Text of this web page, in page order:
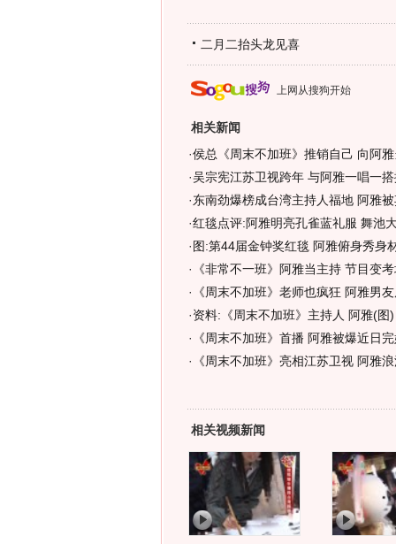
二月二抬头龙见喜
上网从搜狗开始
相关新闻
·侯总《周末不加班》推销自己 向阿
·吴宗宪江苏卫视跨年 与阿雅一唱一
·东南劲爆榜成台湾主持人福地 阿雅
·红毯点评:阿雅明亮孔雀蓝礼服 舞池
· 图:第44届金钟奖红毯 阿雅俯身秀身
· 《非常不一班》阿雅当主持 节目变
· 《周末不加班》老师也疯狂 阿雅男
·资料:《周末不加班》主持人 阿雅(图)
· 《周末不加班》首播 阿雅被爆近日
· 《周末不加班》亮相江苏卫视 阿雅
相关视频新闻